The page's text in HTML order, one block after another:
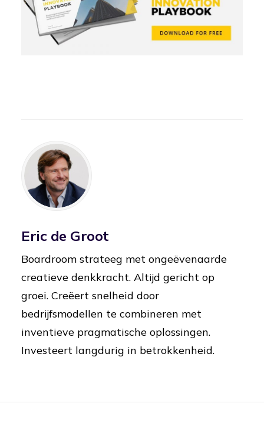
Eric de Groot
Boardroom strateeg met ongeëvenaarde
creatieve denkkracht. Altijd gericht op
groei. Creëert snelheid door
bedrijfsmodellen te combineren met
inventieve pragmatische oplossingen.
Investeert langdurig in betrokkenheid.